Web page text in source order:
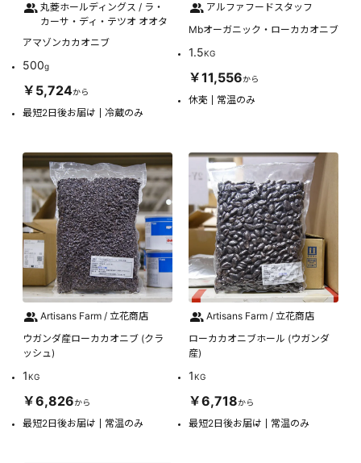
丸菱ホールディングス / ラ・
カーサ・ディ・テツオ オオタ
アマゾンカカオニブ
500g
￥5,724から
最短2日後お届け 冷蔵のみ
アルファフードスタッフ
Mbオーガニック・ローカカオニブ
1.5KG
￥11,556から
休売 常温のみ
Artisans Farm / 立花商店
ウガンダ産ローカカオニブ (クラ
ッシュ)
1KG
￥6,826から
最短2日後お届け 常温のみ
Artisans Farm / 立花商店
ローカカオニブホール (ウガンダ
産)
1KG
￥6,718から
最短2日後お届け 常温のみ